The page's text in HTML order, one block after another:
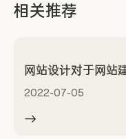
相关推荐
网站设计对于网站
2022-07-05